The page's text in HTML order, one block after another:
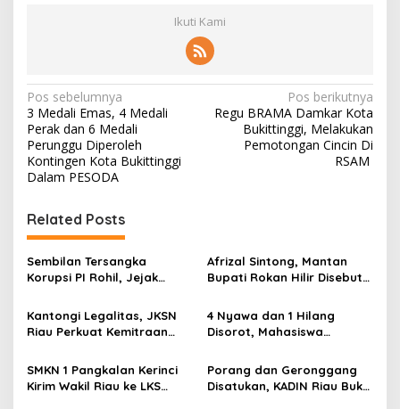
Ikuti Kami
N
a
v
i
a
s
i
o
Pos sebelumnya
3 Medali Emas, 4 Medali
Perak dan 6 Medali
Perunggu Diperoleh
Kontingen Kota Bukittinggi
Dalam PESODA
Pos berikutnya
Regu BRAMA Damkar Kota
Bukittinggi, Melakukan
Pemotongan Cincin Di
RSAM
Related Posts
Sembilan Tersangka
Korupsi PI Rohil, Jejak
Masih Didalami
Afrizal Sintong, Mantan
Bupati Rokan Hilir Disebut
Diterima Kejati, GMPR
Desak Usut Dividen Rp331,7
Kantongi Legalitas, JKSN
Riau Perkuat Kemitraan
Ketahanan Bangsa
4 Nyawa dan 1 Hilang
Disorot, Mahasiswa
Pelindo
SMKN 1 Pangkalan Kerinci
Kirim Wakil Riau ke LKS
Porang dan Geronggang
Disatukan, KADIN Riau Buka